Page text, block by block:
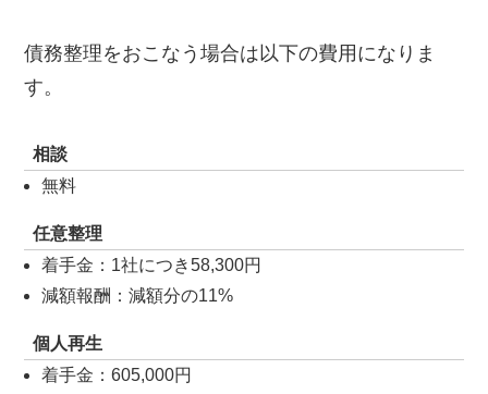
債務整理をおこなう場合は以下の費用になりま
す。
相談
無料
任意整理
着手金：1社につき58,300円
減額報酬：減額分の11%
個人再生
着手金：605,000円